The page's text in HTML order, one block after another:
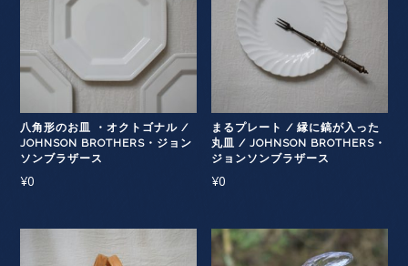
八角形のお皿 ・オクトゴナル /
JOHNSON BROTHERS・ジョン
ソンブラザース
¥0
まるプレート / 縁に鎬が入った
丸皿 / JOHNSON BROTHERS・
ジョンソンブラザース
¥0